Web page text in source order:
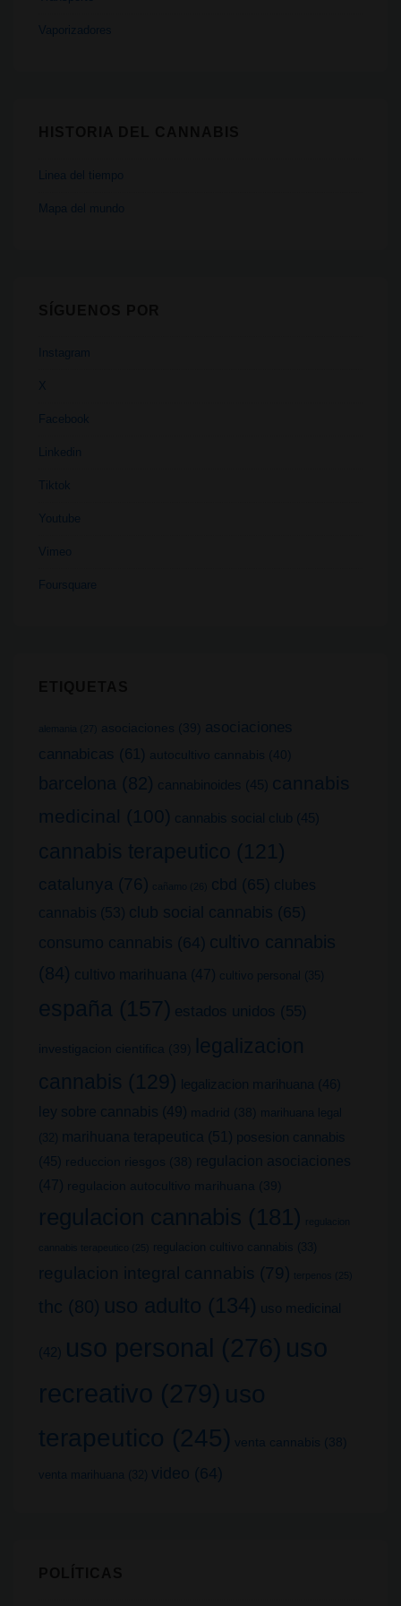
Vaporizadores
Linea del tiempo
Mapa del mundo
Instagram
X
Facebook
Linkedin
Tiktok
Youtube
Vimeo
Foursquare
alemania (27) asociaciones (39)
asociaciones
cannabicas (61) autocultivo cannabis (40)
barcelona (82) cannabinoides (45) cannabis
medicinal (100) cannabis social club (45)
cannabis terapeutico (121)
catalunya (76) cañamo (26) cbd (65) clubes
cannabis (53) club social cannabis (65)
consumo cannabis (64) cultivo cannabis
(84) cultivo marihuana (47) cultivo personal (35)
españa (157) estados unidos (55)
investigacion cientifica (39)
legalizacion
cannabis (129) legalizacion marihuana (46)
ley sobre cannabis (49) madrid (38)
marihuana legal
(32)
marihuana terapeutica (51) posesion cannabis
(45) reduccion riesgos (38)
regulacion asociaciones
(47) regulacion autocultivo marihuana (39)
regulacion cannabis (181) regulacion
cannabis terapeutico (25) regulacion cultivo cannabis (33)
regulacion integral cannabis (79) terpenos (25)
thc (80) uso adulto (134) uso medicinal
(42) uso personal (276) uso
recreativo (279) uso
terapeutico (245) venta cannabis (38)
venta marihuana (32) video (64)